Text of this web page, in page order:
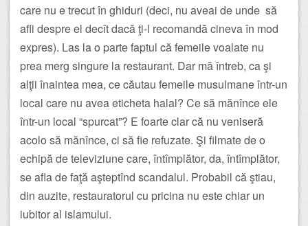
care nu e trecut în ghiduri (deci, nu aveai de unde să
afli despre el decît dacă ţi-l recomandă cineva în mod
expres). Las la o parte faptul că femeile voalate nu
prea merg singure la restaurant. Dar mă întreb, ca şi
alţii înaintea mea, ce căutau femeile musulmane într-un
local care nu avea eticheta halal? Ce să mănînce ele
într-un local “spurcat”? E foarte clar că nu veniseră
acolo să mănînce, ci să fie refuzate. Şi filmate de o
echipă de televiziune care, întîmplător, da, întîmplător,
se afla de faţă aşteptînd scandalul. Probabil că ştiau,
din auzite, restauratorul cu pricina nu este chiar un
iubitor al islamului.